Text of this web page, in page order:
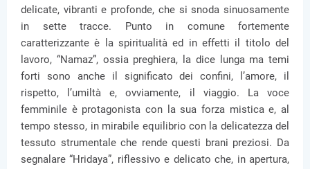
delicate, vibranti e profonde, che si snoda sinuosamente
in sette tracce. Punto in comune fortemente
caratterizzante è la spiritualità ed in effetti il titolo del
lavoro, “Namaz”, ossia preghiera, la dice lunga ma temi
forti sono anche il significato dei confini, l’amore, il
rispetto, l’umiltà e, ovviamente, il viaggio. La voce
femminile è protagonista con la sua forza mistica e, al
tempo stesso, in mirabile equilibrio con la delicatezza del
tessuto strumentale che rende questi brani preziosi. Da
segnalare “Hridaya”, riflessivo e delicato che, in apertura,